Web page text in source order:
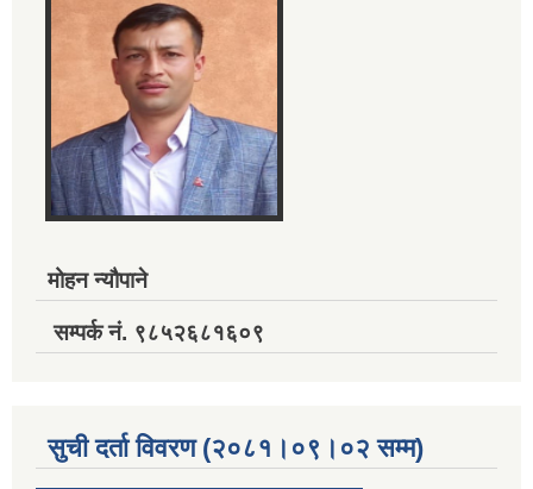
मोहन न्यौपाने
सम्पर्क नं. ९८५२६८१६०९
सुची दर्ता विवरण (२०८१।०९।०२ सम्म)